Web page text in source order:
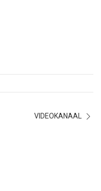
VIDEOKANAAL